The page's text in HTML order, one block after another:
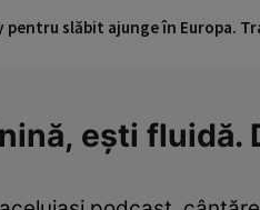
pentru slăbit ajunge în Europa.
ești fluidă.